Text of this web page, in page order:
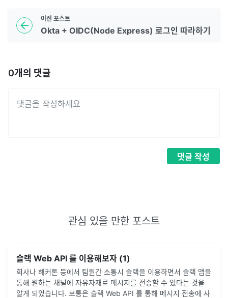
이전 포스트
Okta + OIDC(Node Express) 로그인 따라하기
0개의 댓글
댓글 작성
관심 있을 만한 포스트
슬랙 Web API 를 이용해보자 (1)
회사나 해커톤 등에서 팀원간 소통시 슬랙을 이용하면서 슬랙 앱을
통해 원하는 채널에 자유자재로 메시지를 전송할 수 있다는 것을
알게 되었습니다. 보통은 슬랙 Web API 를 통해 메시지 전송에 사